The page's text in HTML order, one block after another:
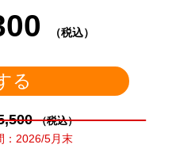
（税込）
る
（税込）
：2026/5月末